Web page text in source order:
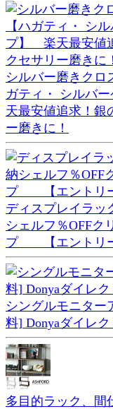
シルバー磨きクロ
ガティ・ シルバ
天最安値追求！銀
ー磨きに！
ディスプレイラッ
シェルフ％OFFク
プ 【エントリー
シングルモニター
料] Donyaダイレ
多目的ラック、間